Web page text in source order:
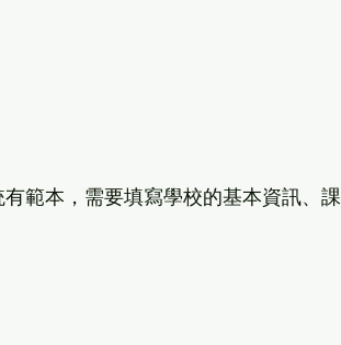
範本，需要填寫學校的基本資訊、課